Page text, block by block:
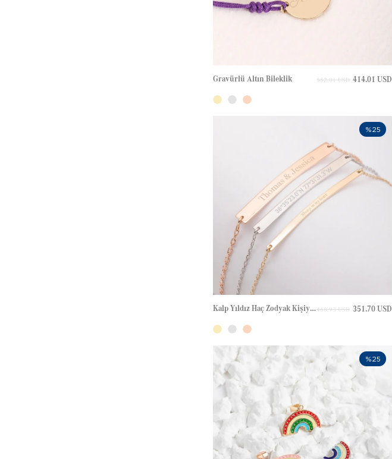
Gravürlü Altın Bileklik 414.01 USD
552.01 USD
Kalp Yıldız Haç Zodyak Kişiye Özel Plaka Altın Bileklik 351.70 USD
468.93 USD
%25
%25